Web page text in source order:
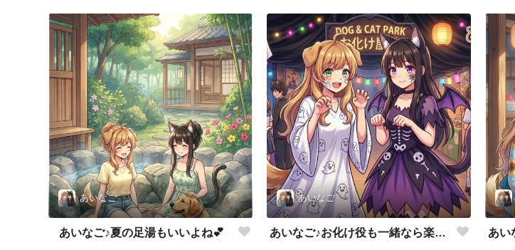
あいなご
あいなご♪夏の足湯もいいよね💕
あいなご
あいなご♪お化け役も一緒なら楽しいね💕